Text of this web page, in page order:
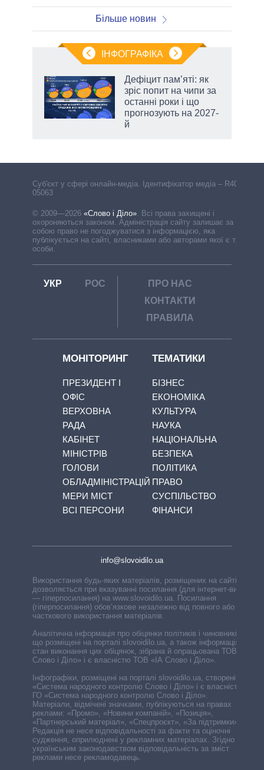
Більше новин
ІНФОГРАФІКА
Дефіцит пам’яті: як
зріс попит на чипи за
останні роки і що
прогнозують на 2027-
й
Cуб'єкт у сфері онлайн-медіа. Ідентифікатор медіа – R40-
05063
© 2009—2026 «Слово і Діло» Всі права захищені і
охороняються законом. Адміністрація сайту залишає за
собою право не погоджуватися з інформацією, яка
публікується на сайті, власниками або авторами якої є треті
особи.
УКР РОС
ПРО НАС
КОНТАКТИ
ПРАВИЛА
МОНІТОРИНГ
ПРЕЗИДЕНТ І
ОФІС
ВЕРХОВНА
РАДА
КАБІНЕТ
МІНІСТРІВ
ГОЛОВИ
ОБЛАДМІНІСТРАЦІЙ
МЕРИ МІСТ
ВСІ ПЕРСОНИ
ТЕМАТИКИ
БІЗНЕС
ЕКОНОМІКА
КУЛЬТУРА
НАУКА
НАЦІОНАЛЬНА
БЕЗПЕКА
ПОЛІТИКА
ПРАВО
СУСПІЛЬСТВО
ФІНАНСИ
info@slovoidilo.ua
Використання будь-яких матеріалів, розміщених на сайті,
дозволяється при вказуванні посилання (для інтернет-видань
— гіперпосилання) на www.slovoidilo.ua. Посилання
(гіперпосилання) обов’язкове незалежно від повного або
часткового використання матеріалів.
Аналітична інформація про обіцянки політиків і чиновників,
що розміщені на порталі slovoidilo.ua, а також інформація про
стан виконання цих обіцянок, зібрана й опрацьована ТОВ «ІА
Слово і Діло» і є власністю ТОВ «ІА Слово і Діло».
Інфографіки, розміщені на порталі slovoidilo.ua, створені ГО
«Система народного контролю Слово і Діло» і є власністю
ГО «Система народного контролю Слово і Діло».
Матеріали, відмічені значками, публікуються на правах
реклами: «Промо», «Новини компаній», «Позиція»,
«Партнерський матеріал», «Спецпроєкт», «За підтримки».
Редакція не несе відповідальності за факти та оціночні
судження, оприлюднені у рекламних матеріалах. Згідно з
українським законодавством відповідальність за зміст
реклами несе рекламодавець.